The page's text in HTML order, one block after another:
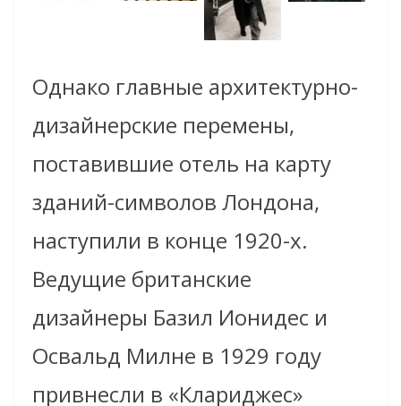
Однако главные архитектурно-
дизайнерские перемены,
поставившие отель на карту
зданий-символов Лондона,
наступили в конце 1920-х.
Ведущие британские
дизайнеры Базил Ионидес и
Освальд Милне в 1929 году
привнесли в «Клариджес»